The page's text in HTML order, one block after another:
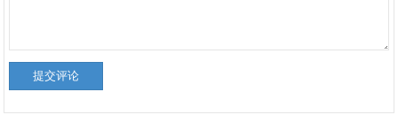
提交评论